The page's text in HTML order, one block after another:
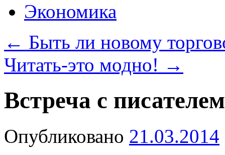
Экономика
← Быть ли новому
Читать-это модно! →
Встреча с писателем
Опубликовано 21.03.2014